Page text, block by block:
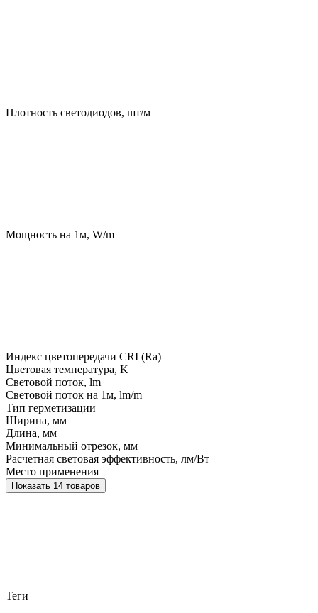
Плотность светодиодов, шт/м
Мощность на 1м, W/m
Индекс цветопередачи CRI (Ra)
Цветовая температура, K
Световой поток, lm
Световой поток на 1м, lm/m
Тип герметизации
Ширина, мм
Длина, мм
Минимальный отрезок, мм
Расчетная световая эффективность, лм/Вт
Место применения
Показать 14 товаров
Теги